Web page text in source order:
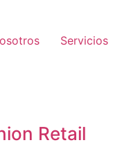
Servicios
Retail